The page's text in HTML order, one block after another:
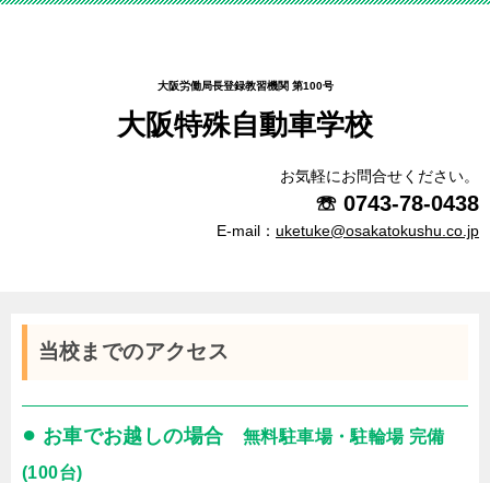
大阪労働局長登録教習機関 第100号
大阪特殊自動車学校
お気軽にお問合せください。
☏ 0743-78-0438
E-mail： uketuke@osakatokushu.co.jp
当校までのアクセス
● お車でお越しの場合 無料駐車場・駐輪場 完備
(100台)